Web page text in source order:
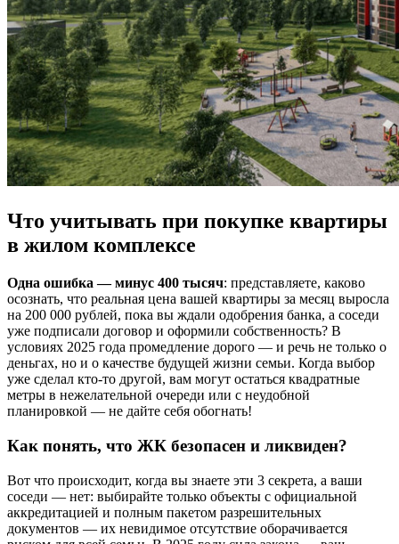
Что учитывать при покупке квартиры
в жилом комплексе
Одна ошибка — минус 400 тысяч: представляете, каково
осознать, что реальная цена вашей квартиры за месяц выросла
на 200 000 рублей, пока вы ждали одобрения банка, а соседи
уже подписали договор и оформили собственность? В
условиях 2025 года промедление дорого — и речь не только о
деньгах, но и о качестве будущей жизни семьи. Когда выбор
уже сделал кто-то другой, вам могут остаться квадратные
метры в нежелательной очереди или с неудобной
планировкой — не дайте себя обогнать!
Как понять, что ЖК безопасен и ликвиден?
Вот что происходит, когда вы знаете эти 3 секрета, а ваши
соседи — нет: выбирайте только объекты с официальной
аккредитацией и полным пакетом разрешительных
документов — их невидимое отсутствие оборачивается